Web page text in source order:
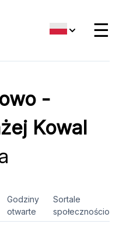
☰
-
Kowal
Godziny
otwarte
Sortale